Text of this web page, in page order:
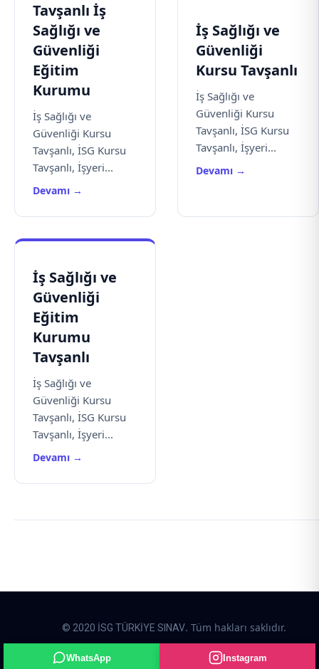
Tavşanlı İş
Sağlığı ve
Güvenliği
Eğitim
Kurumu
İş Sağlığı ve
Güvenliği Kursu
Tavşanlı, İSG Kursu
Tavşanlı, İşyeri...
Devamı →
İş Sağlığı ve
Güvenliği
Kursu Tavşanlı
İş Sağlığı ve
Güvenliği Kursu
Tavşanlı, İSG Kursu
Tavşanlı, İşyeri...
Devamı →
İş Sağlığı ve
Güvenliği
Eğitim
Kurumu
Tavşanlı
İş Sağlığı ve
Güvenliği Kursu
Tavşanlı, İSG Kursu
Tavşanlı, İşyeri...
Devamı →
WhatsApp Instagram
© 2020 İSG TÜRKİYE SINAV. Tüm hakları saklıdır.
Rehaweb yazılım paketleri kullanılarak hazırlanmıştır.